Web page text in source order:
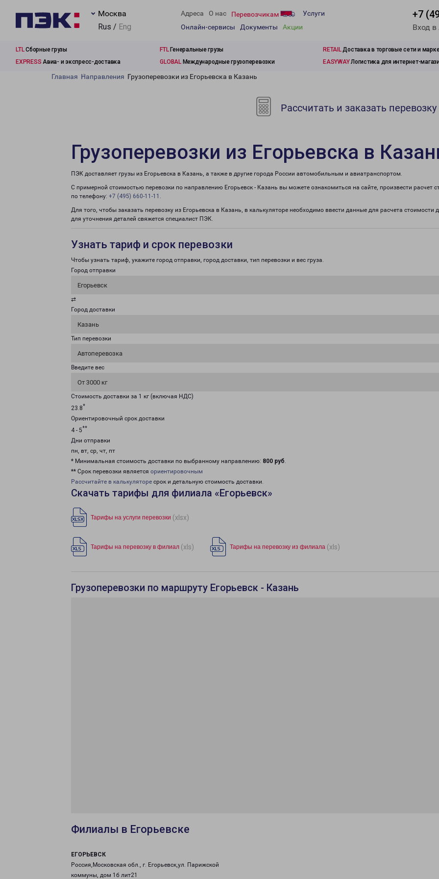
Москва
Rus / Eng
Адреса О нас Перевозчикам
Услуги
Онлайн-сервисы
Документы Акции
+7
Вход
LTLСборные грузы FTLГенеральные грузы RETAILДоставка в торговые сети и
EXPRESS Авиа- и экспресс-доставка GLOBALМеждународные грузоперевозки EASYWAYЛогистика для интернет-
Главная Направления Грузоперевозки из Егорьевска в Казань
Рассчитать и заказать перевозку
Грузоперевозки из Егорьевска в
ПЭК доставляет грузы из Егорьевска в Казань, а также в другие города России автомобильным и авиатранспортом.
С примерной стоимостью перевозки по направлению Егорьевск - Казань вы можете ознакомиться на сайте, произвести
по телефону: +7 (495) 660-11-11 .
Для того, чтобы заказать перевозку из Егорьевска в Казань, в калькуляторе необходимо ввести данные для расчета
для уточнения деталей свяжется специалист ПЭК.
Узнать тариф и срок перевозки
Чтобы узнать тариф, укажите город отправки, город доставки, тип перевозки и вес груза.
Город отправки
Егорьевск
⇄
Город доставки
Казань
Тип перевозки
Автоперевозка
Введите вес
От 3000 кг
Стоимость доставки за 1 кг (включая НДС)
23.8*
Ориентировочный срок доставки
4 - 5**
Дни отправки
пн, вт, ср, чт, пт
* Минимальная стоимость доставки по выбранному направлению: 800 руб.
** Срок перевозки является ориентировочным
Рассчитайте в калькуляторе срок и детальную стоимость доставки.
Скачать тарифы для филиала «Егорьевск»
Тарифы на услуги перевозки (xlsx)
Тарифы на перевозку в филиал (xls) Тарифы на перевозку из филиала (xls)
Грузоперевозки по маршруту Егорьевск - Казань
Филиалы в Егорьевске
ЕГОРЬЕВСК
Россия,Московская обл., г. Егорьевск,ул. Парижской
коммуны, дом 1б лит21